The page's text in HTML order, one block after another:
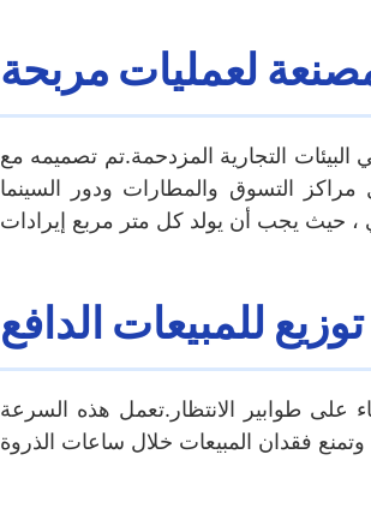
لعمليات مربحة
التجارية المزدحمة.تم تصميمه مع
التسوق والمطارات ودور السينما
للمبيعات الدافع
الانتظار والقضاء على طوابير الانتظار.تعمل هذه السرعة